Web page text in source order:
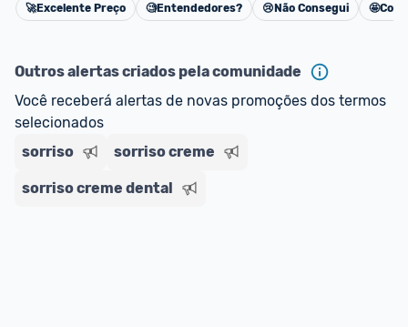
Cancelar
🚀Excelente Preço 🧐Entendedores? 😢 Não Consegui 🤩
Outros alertas criados pela comunidade
Você receberá alertas de novas promoções dos termos
selecionados
sorriso
sorriso creme
sorriso creme dental